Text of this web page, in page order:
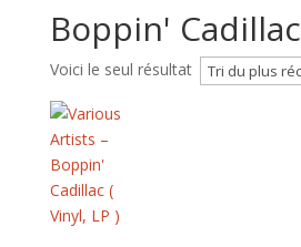
Boppin' Cadillac
Voici le seul résultat